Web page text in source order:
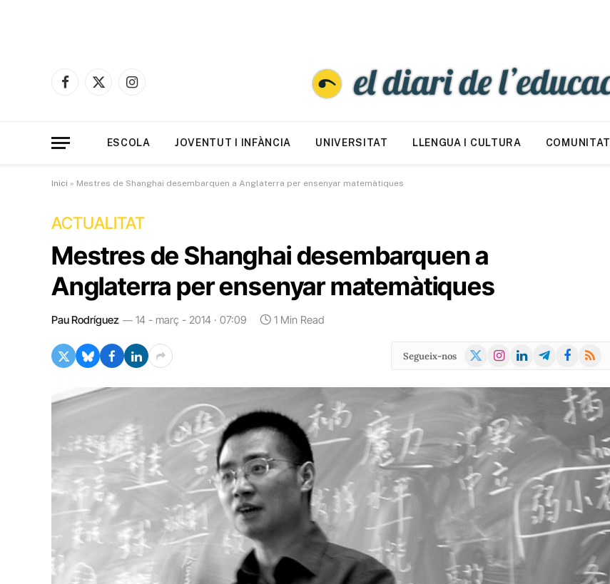
Facebook
X
Instagram
ESCOLA JOVENTUT I INFÀNCIA UNIVERSITAT LLENGUA I CULTURA COMUNITAT
Inici » Mestres de Shanghai desembarquen a Anglaterra per ensenyar matemàtiques
ACTUALITAT
Mestres de Shanghai desembarquen a
Anglaterra per ensenyar matemàtiques
Pau Rodríguez 14 - març - 2014 · 07:09 1 Min Read
Segueix-nos
X
Instagram
LinkedInTelegramFacebook
RSS